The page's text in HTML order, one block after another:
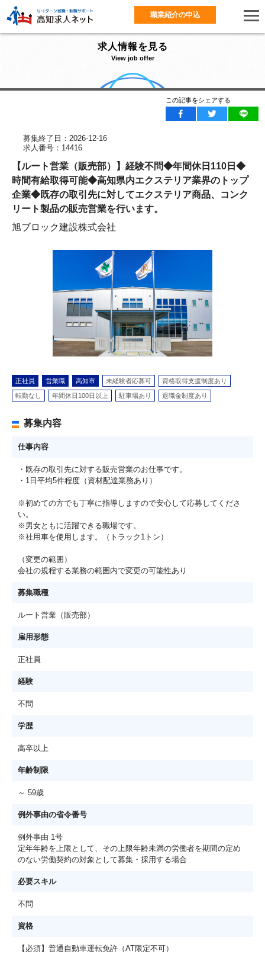
職業紹介の申込
求人情報を見る
View job offer
この記事をシェアする
募集終了日：2026-12-16
求人番号：14416
【ルート営業（販売部）】経験不問◆年間休日110日◆
時間有給取得可能◆高知県内エクステリア業界のトップ
企業◆既存の取引先に対してエクステリア商品、コンク
リート製品の販売営業を行います。
旭ブロック建設株式会社
正社員 営業職 高知市 未経験者応募可 資格取得支援制度あり
転勤なし 年間休日100日以上 駐車場あり 退職金制度あり
募集内容
仕事内容
・既存の取引先に対する販売営業のお仕事です。
・1日平均5件程度（資材配達業務あり）
※初めての方でも丁寧に指導しますので安心して応募してくださ
い。
※男女ともに活躍できる職場です。
※社用車を使用します。（トラック1トン）
（変更の範囲）
会社の規程する業務の範囲内で変更の可能性あり
募集職種
ルート営業（販売部）
雇用形態
正社員
経験
不問
学歴
高卒以上
年齢制限
～ 59歳
例外事由の省令番号
例外事由 1号
定年年齢を上限として、その上限年齢未満の労働者を期間の定め
のない労働契約の対象として募集・採用する場合
必要スキル
不問
資格
【必須】普通自動車運転免許（AT限定不可）